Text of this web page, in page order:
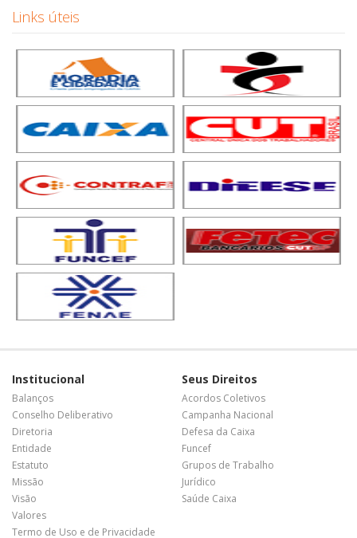
Links úteis
Institucional
Balanços
Conselho Deliberativo
Diretoria
Entidade
Estatuto
Missão
Visão
Valores
Termo de Uso e de Privacidade
Seus Direitos
Acordos Coletivos
Campanha Nacional
Defesa da Caixa
Funcef
Grupos de Trabalho
Jurídico
Saúde Caixa